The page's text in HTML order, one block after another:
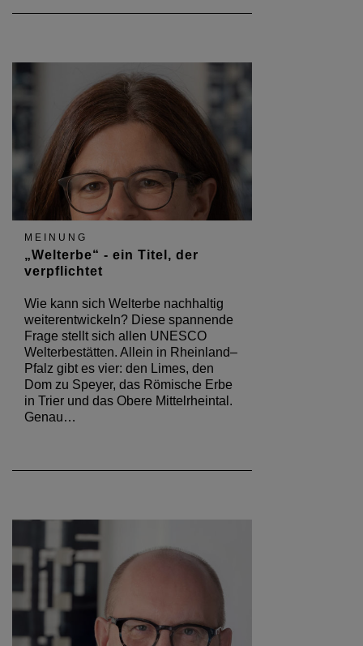
MEINUNG
„Welterbe“ - ein Titel, der
verpflichtet
Wie kann sich Welterbe nachhaltig
weiterentwickeln? Diese spannende
Frage stellt sich allen UNESCO
Welterbestätten. Allein in Rheinland–
Pfalz gibt es vier: den Limes, den
Dom zu Speyer, das Römische Erbe
in Trier und das Obere Mittelrheintal.
Genau…